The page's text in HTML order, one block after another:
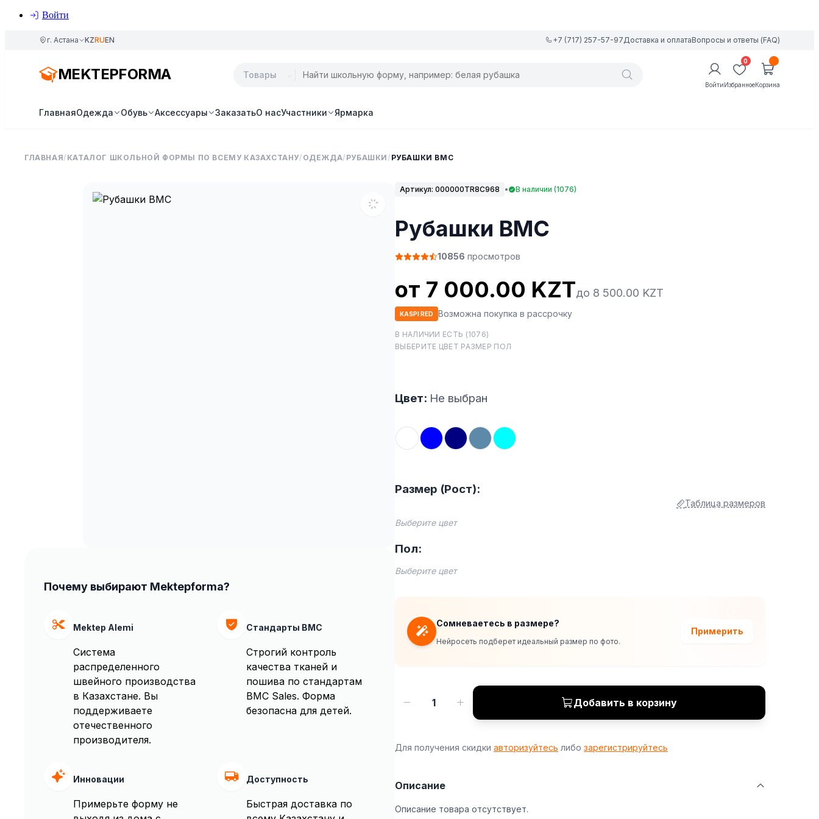
Войти
г. Астана KZRUEN +7 (717) 257-57-97Доставка и оплатаВопросы и ответы (FAQ)
MEKTEPFORMA
Войти
0
ИзбранноеКорзина
ГлавнаяОдежда Обувь Аксессуары ЗаказатьО насУчастники Ярмарка
ГЛАВНАЯ/ КАТАЛОГ ШКОЛЬНОЙ ФОРМЫ ПО ВСЕМУ КАЗАХСТАНУ/ ОДЕЖДА/ РУБАШКИ / РУБАШКИ BMC
Почему выбирают Mektepforma?
Mektep Alemi
Система
распределенного
швейного производства
в Казахстане. Вы
поддерживаете
отечественного
производителя.
Стандарты BMC
Строгий контроль
качества тканей и
пошива по стандартам
BMC Sales. Форма
безопасна для детей.
Инновации
Примерьте форму не
Доступность
Быстрая доставка по
Артикул: 000000TR8C968 • В наличии (1076)
Рубашки BMC
10856 просмотров
от 7 000.00 KZTдо 8 500.00 KZT
KASPI RED Возможна покупка в рассрочку
В НАЛИЧИИ ЕСТЬ (1076)
ВЫБЕРИТЕ ЦВЕТ РАЗМЕР ПОЛ
Цвет: Не выбран
Размер (Рост):
Таблица размеров
Выберите цвет
Пол:
Выберите цвет
Сомневаетесь в размере?
Нейросеть подберет идеальный размер по фото.
Примерить
1 Добавить в корзину
Для получения скидки авторизуйтесь либо зарегистрируйтесь
Описание
Описание товара отсутствует.